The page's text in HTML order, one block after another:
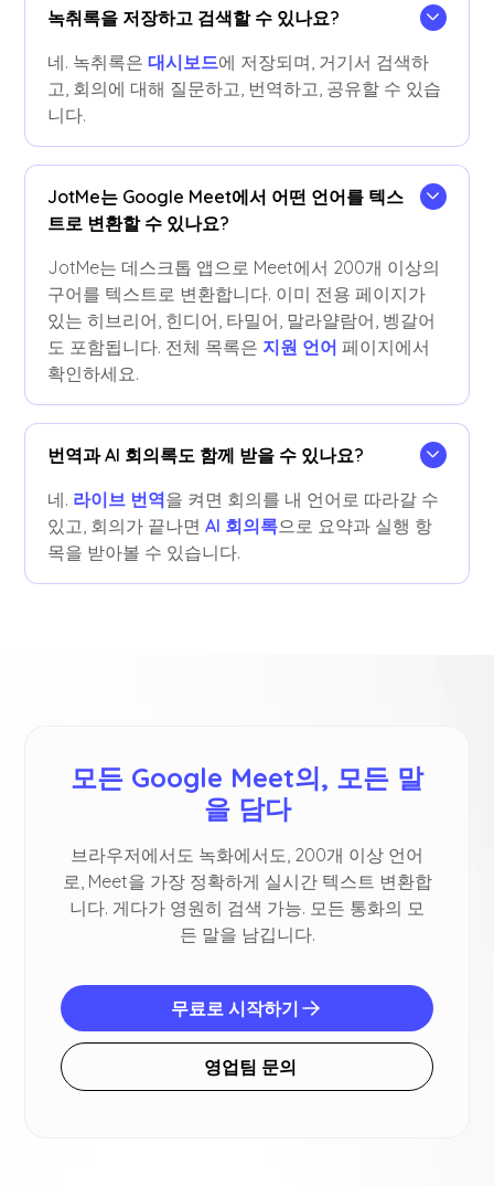
녹취록을 저장하고 검색할 수 있나요?
네. 녹취록은대시보드에 저장되며, 거기서 검색하
고, 회의에 대해 질문하고, 번역하고, 공유할 수 있습
니다.
JotMe는 Google Meet에서 어떤 언어를 텍스
트로 변환할 수 있나요?
JotMe는 데스크톱 앱으로 Meet에서 200개 이상의
구어를 텍스트로 변환합니다. 이미 전용 페이지가
있는 히브리어, 힌디어, 타밀어, 말라얄람어, 벵갈어
도 포함됩니다. 전체 목록은 지원 언어 페이지에서
확인하세요.
번역과 AI 회의록도 함께 받을 수 있나요?
네. 라이브 번역을 켜면 회의를 내 언어로 따라갈 수
있고, 회의가 끝나면AI 회의록으로 요약과 실행 항
목을 받아볼 수 있습니다.
모든 Google Meet의, 모든 말
을 담다
브라우저에서도 녹화에서도, 200개 이상 언어
로, Meet을 가장 정확하게 실시간 텍스트 변환합
니다. 게다가 영원히 검색 가능. 모든 통화의 모
든 말을 남깁니다.
무료로 시작하기
영업팀 문의